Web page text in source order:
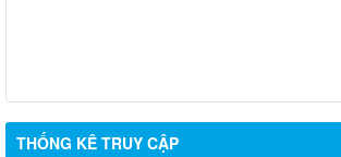
THỐNG KÊ TRUY CẬP